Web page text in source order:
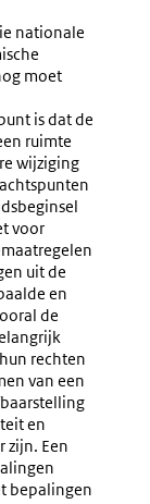
nationale
moet
is dat de
ruimte
wijziging
voor
uit de
en
de
rechten
van een
en
zijn. Een
bepalingen